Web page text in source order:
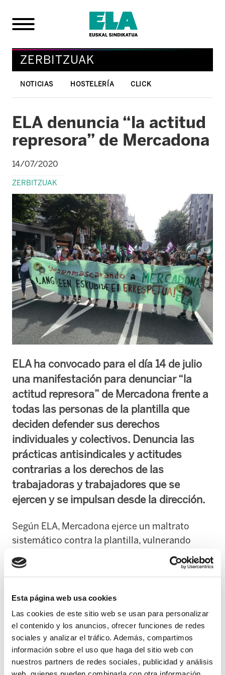
Esta página web usa cookies
Las cookies de este sitio web se usan para personalizar
el contenido y los anuncios, ofrecer funciones de redes
sociales y analizar el tráfico. Además, compartimos
información sobre el uso que haga del sitio web con
nuestros partners de redes sociales, publicidad y análisis
ZERBITZUAK
NOTICIAS HOSTELERÍA CLICK
ELA denuncia “la actitud
represora” de Mercadona
14/07/2020
ZERBITZUAK
ELA ha convocado para el día 14 de julio
una manifestación para denunciar “la
actitud represora” de Mercadona frente a
todas las personas de la plantilla que
deciden defender sus derechos
individuales y colectivos. Denuncia las
prácticas antisindicales y actitudes
contrarias a los derechos de las
trabajadoras y trabajadores que se
ejercen y se impulsan desde la dirección.
Según ELA, Mercadona ejerce un maltrato
sistemático contra la plantilla, vulnerando
derechos fundamentales como el derecho a la
salud mediante un control férreo desde el
personas que se encuentran en situación de I.T.
“Nos encontramos con plantillas jóvenes que,
tras 6 años trabajando para la empresa, tienen
graves lesiones físicas que no se producen en
otras cadenas del mismo sector. Los ritmos y
turnos de trabajo impuestos son inaceptables,